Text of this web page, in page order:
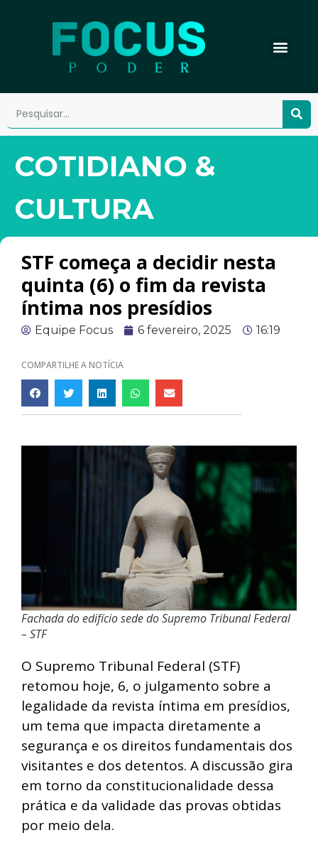
COTIDIANO &
CULTURA
STF começa a decidir nesta
quinta (6) o fim da revista
íntima nos presídios
Equipe Focus 6 fevereiro, 2025 16:19
COMPARTILHE A NOTÍCIA
Fachada do edifício sede do Supremo Tribunal Federal
– STF
O Supremo Tribunal Federal (STF)
retomou hoje, 6, o julgamento sobre a
legalidade da revista íntima em presídios,
um tema que impacta diretamente a
segurança e os direitos fundamentais dos
visitantes e dos detentos. A discussão gira
em torno da constitucionalidade dessa
prática e da validade das provas obtidas
por meio dela.